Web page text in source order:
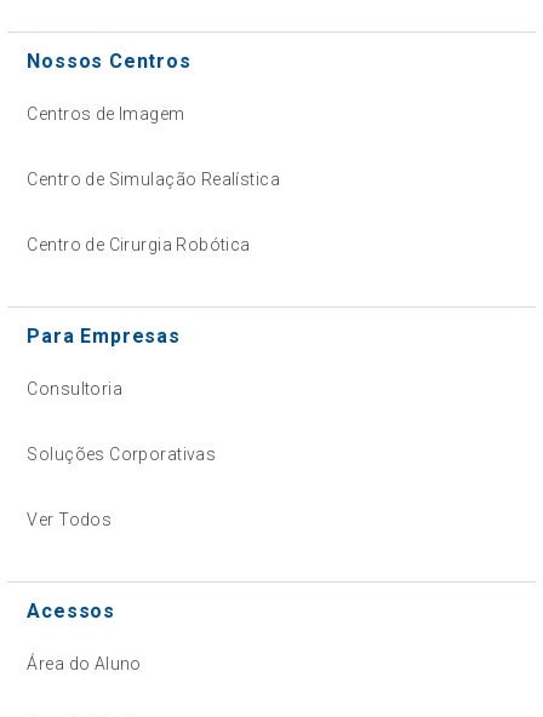
Nossos Centros
Centros de Imagem
Centro de Simulação Realística
Centro de Cirurgia Robótica
Para Empresas
Consultoria
Soluções Corporativas
Ver Todos
Acessos
Área do Aluno